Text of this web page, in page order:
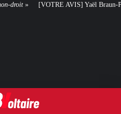
Pivet doit-elle renoncer à son projet